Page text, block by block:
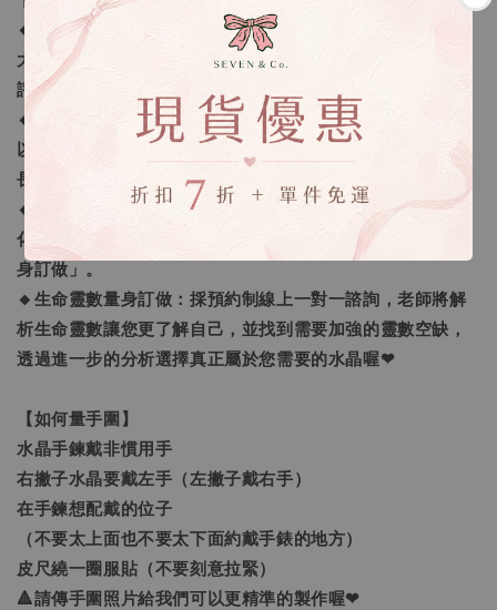
🔸勿用評價溝通：商品有任何問題請私訊我們，我們會盡最
大努力協助處理，切勿用評價溝通，我們不願意給予一樣的
評價回覆，可以接受再下單喔。
🔸手鍊顆數問題：我們會依照每個人的手圍去量身打造，所
以長度不同每一條的水晶數量就會不同，以符合正常的手鍊
長度。
🔸客製化之範圍：我們提供的客製範圍為「手圍尺寸客製
化」及「量身需求的訂做」，還有更進一步的「生命靈數量
身訂做」。
🔸生命靈數量身訂做：採預約制線上一對一諮詢，老師將解
析生命靈數讓您更了解自己，並找到需要加強的靈數空缺，
透過進一步的分析選擇真正屬於您需要的水晶喔❤
【如何量手圍】
水晶手鍊戴非慣用手
右撇子水晶要戴左手（左撇子戴右手）
在手鍊想配戴的位子
（不要太上面也不要太下面約戴手錶的地方）
皮尺繞一圈服貼（不要刻意拉緊）
🔺請傳手圍照片給我們可以更精準的製作喔❤